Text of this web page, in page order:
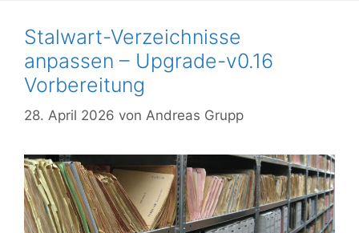
Stalwart-Verzeichnisse
anpassen – Upgrade-v0.16
Vorbereitung
28. April 2026 von Andreas Grupp